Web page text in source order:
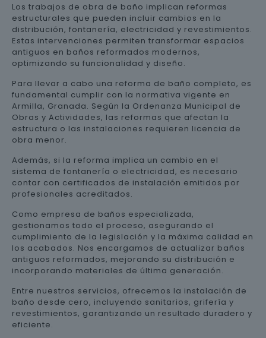
Los trabajos de obra de baño implican reformas
estructurales que pueden incluir cambios en la
distribución, fontanería, electricidad y revestimientos.
Estas intervenciones permiten transformar espacios
antiguos en baños reformados modernos,
optimizando su funcionalidad y diseño.
Para llevar a cabo una reforma de baño completo, es
fundamental cumplir con la normativa vigente en
Armilla, Granada. Según la Ordenanza Municipal de
Obras y Actividades, las reformas que afectan la
estructura o las instalaciones requieren licencia de
obra menor.
Además, si la reforma implica un cambio en el
sistema de fontanería o electricidad, es necesario
contar con certificados de instalación emitidos por
profesionales acreditados.
Como empresa de baños especializada,
gestionamos todo el proceso, asegurando el
cumplimiento de la legislación y la máxima calidad en
los acabados. Nos encargamos de actualizar baños
antiguos reformados, mejorando su distribución e
incorporando materiales de última generación.
Entre nuestros servicios, ofrecemos la instalación de
baño desde cero, incluyendo sanitarios, grifería y
revestimientos, garantizando un resultado duradero y
eficiente.